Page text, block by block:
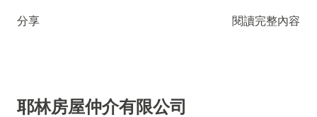
分享 閱讀完整內容
耶林房屋仲介有限公司